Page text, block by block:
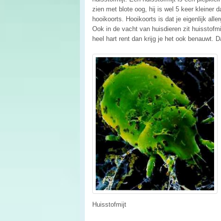
zien met blote oog, hij is wel 5 keer kleiner
hooikoorts. Hooikoorts is dat je eigenlijk
Ook in de vacht van huisdieren zit
heel hart rent dan krijg je het ook benauwt.
Huisstofmijt